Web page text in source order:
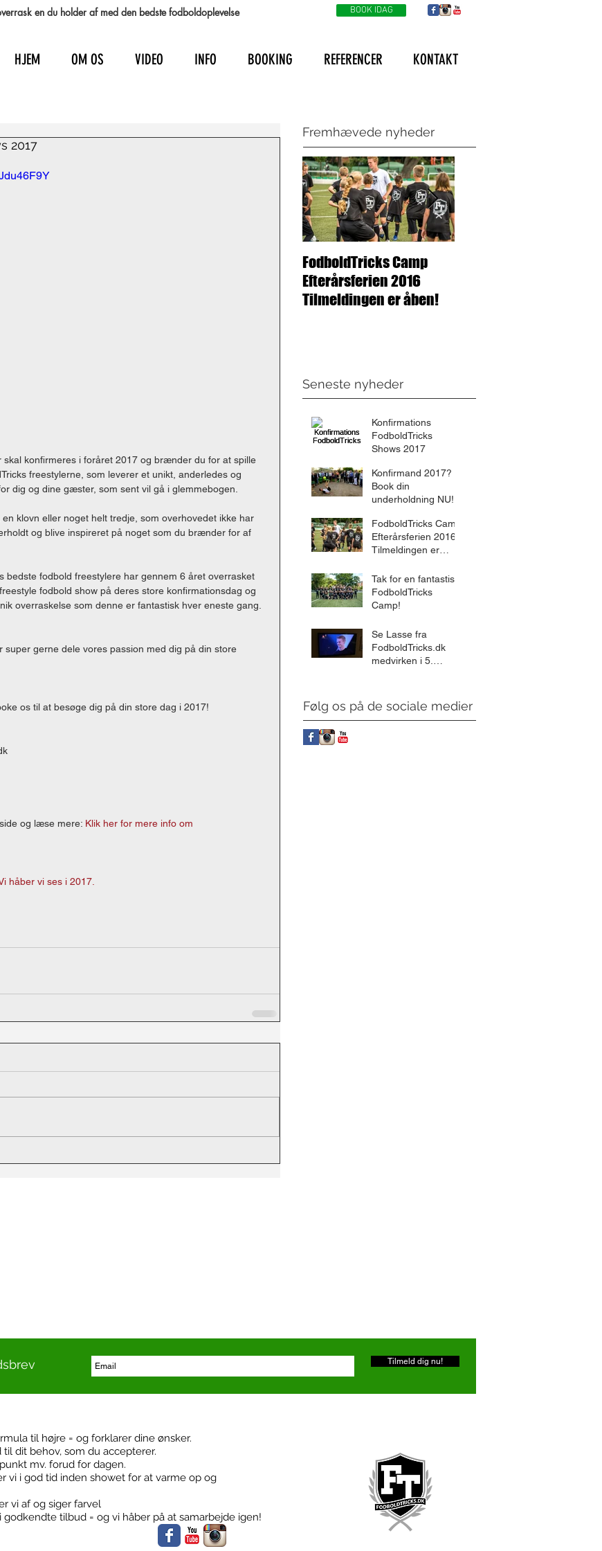
en du holder af med den bedste fodboldoplevelse BOOK IDAG
HJEM OM OS VIDEO INFO BOOKING REFERENCER KONTAKT
2017
konfirmeres i foråret 2017 og brænder du for at spille
freestylerne, som leverer et unikt, anderledes og
dig og dine gæster, som sent vil gå i glemmebogen.
klovn eller noget helt tredje, som overhovedet ikke har
og blive inspireret på noget som du brænder for af
bedste fodbold freestylere har gennem 6 året overrasket
fodbold show på deres store konfirmationsdag og
overraskelse som denne er fantastisk hver eneste gang.
gerne dele vores passion med dig på din store
os til at besøge dig på din store dag i 2017!
og læse mere: Klik her for mere info om
håber vi ses i 2017.
Fremhævede nyheder
FodboldTricks Camp
Efterårsferien 2016
Tilmeldingen er åben!
Seneste nyheder
Konfirmations
FodboldTricks
Shows 2017
Konfirmand 2017?
Book din
underholdning NU!
FodboldTricks Camp
Efterårsferien 2016
Tilmeldingen er
Tak for en fantastisk
FodboldTricks
Camp!
Se Lasse fra
FodboldTricks.dk
medvirken i 5.
Følg os på de sociale medier
Tilmeld dig nu!
til højre = og forklarer dine ønsker.
dit behov, som du accepterer.
mv. forud for dagen.
vi i god tid inden showet for at varme op og
vi af og siger farvel
tilbud = og vi håber på at samarbejde igen!